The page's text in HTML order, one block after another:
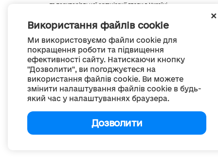
Використання файлів cookie
Ми використовуємо файли cookie для
покращення роботи та підвищення
ефективності сайту. Натискаючи кнопку
"Дозволити", ви погоджуєтеся на
використання файлів cookie. Ви можете
змінити налаштування файлів cookie в будь-
який час у налаштуваннях браузера.
Дозволити
та територіальної організації влади в Україні.
Весь контент доступний за ліцензією
Creative Commons Attribution 4.0 International license,
якщо не зазначено інше